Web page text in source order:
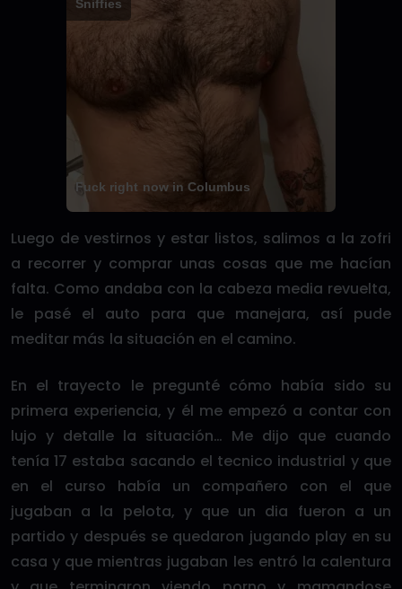
Fuck right now in Columbus
Sniffies
Luego de vestirnos y estar listos, salimos a la zofri
a recorrer y comprar unas cosas que me hacían
falta. Como andaba con la cabeza media revuelta,
le pasé el auto para que manejara, así pude
meditar más la situación en el camino.
En el trayecto le pregunté cómo había sido su
primera experiencia, y él me empezó a contar con
lujo y detalle la situación… Me dijo que cuando
tenía 17 estaba sacando el tecnico industrial y que
en el curso había un compañero con el que
jugaban a la pelota, y que un dia fueron a un
partido y después se quedaron jugando play en su
casa y que mientras jugaban les entró la calentura